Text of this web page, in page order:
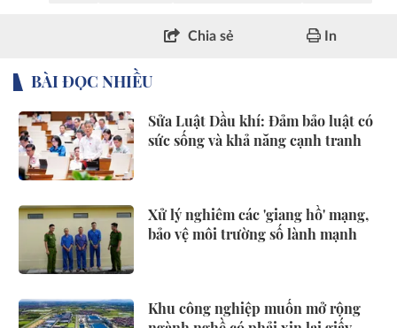
Chia sẻ In
BÀI ĐỌC NHIỀU
Sửa Luật Dầu khí: Đảm bảo luật có
sức sống và khả năng cạnh tranh
Xử lý nghiêm các 'giang hồ' mạng,
bảo vệ môi trường số lành mạnh
Khu công nghiệp muốn mở rộng